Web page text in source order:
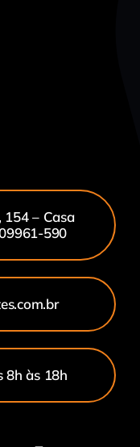
154 – Casa
590
8h às 18h